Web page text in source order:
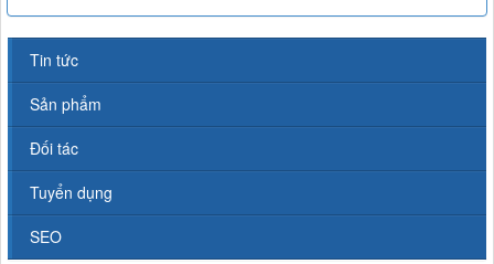
Tin tức
Sản phẩm
Đối tác
Tuyển dụng
SEO